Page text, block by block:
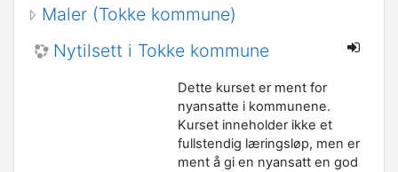
Maler (Tokke kommune)
Nytilsett i Tokke kommune
Dette kurset er ment for
nyansatte i kommunene.
Kurset inneholder ikke et
fullstendig læringsløp, men er
ment å gi en nyansatt en god